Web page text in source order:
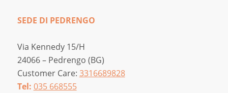
SEDE DI PEDRENGO
Via Kennedy 15/H
24066 – Pedrengo (BG)
Customer Care: 3316689828
Tel: 035 668555